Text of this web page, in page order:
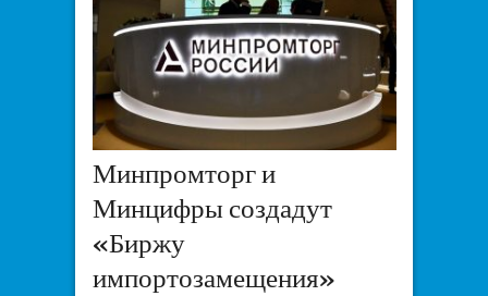
Минпромторг и
Минцифры создадут
«Биржу
импортозамещения»